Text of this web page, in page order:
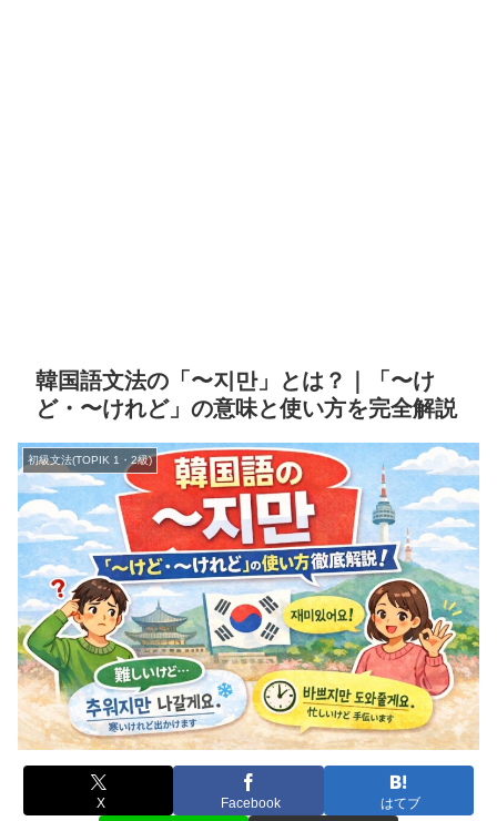
韓国語文法の「〜지만」とは？｜「〜け
ど・〜けれど」の意味と使い方を完全解説
初級文法(TOPIK 1・2級)
X Facebook はてブ